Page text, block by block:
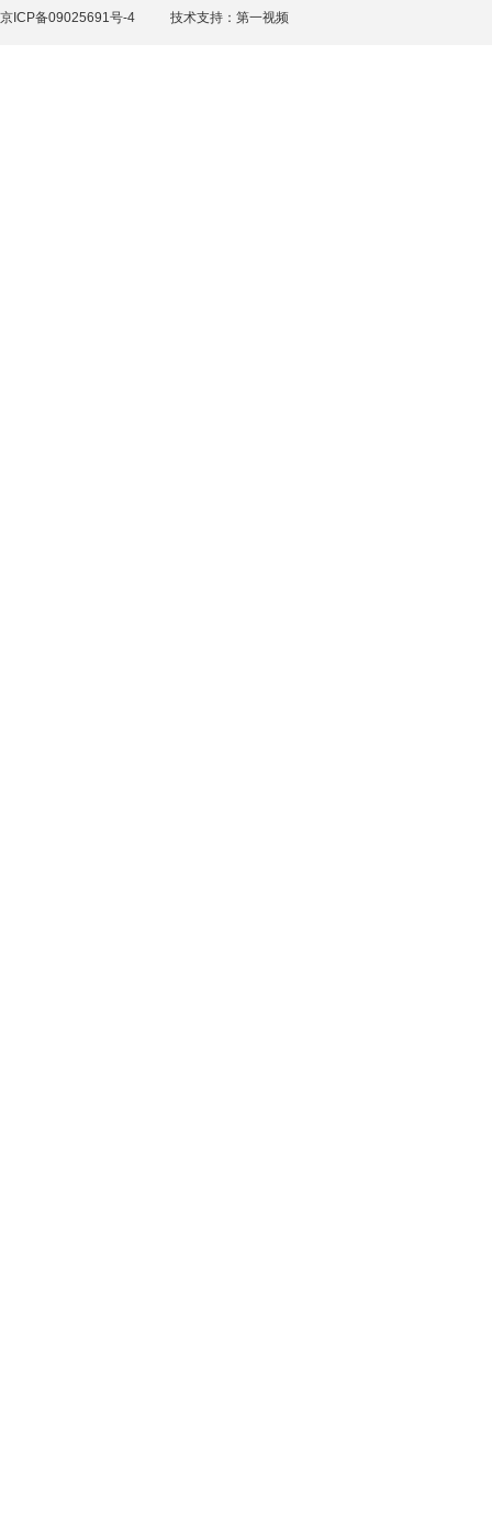
京ICP备09025691号-4 技术支持： 第一视频